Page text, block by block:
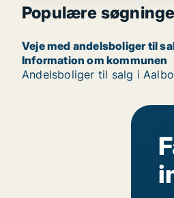
Populære
Veje med andelsboliger til
Information om kommunen
Andelsboliger til salg i